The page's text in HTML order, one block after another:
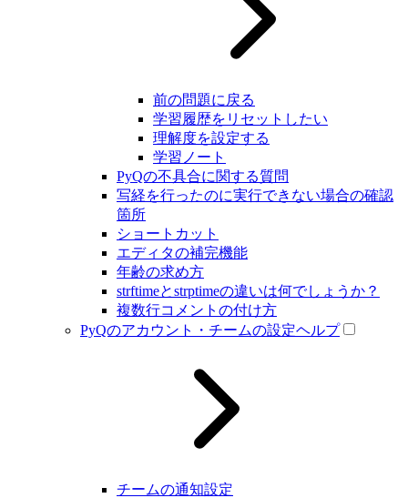
前の問題に戻る
学習履歴をリセットしたい
理解度を設定する
学習ノート
PyQの不具合に関する質問
写経を行ったのに実行できない場合の確認
箇所
ショートカット
エディタの補完機能
年齢の求め方
strftimeとstrptimeの違いは何でしょうか？
複数行コメントの付け方
PyQのアカウント・チームの設定ヘルプ
チームの通知設定